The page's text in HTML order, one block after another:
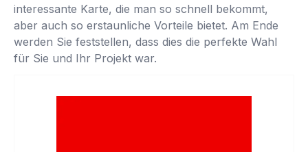
interessante Karte, die man so schnell bekommt,
aber auch so erstaunliche Vorteile bietet. Am Ende
werden Sie feststellen, dass dies die perfekte Wahl
für Sie und Ihr Projekt war.